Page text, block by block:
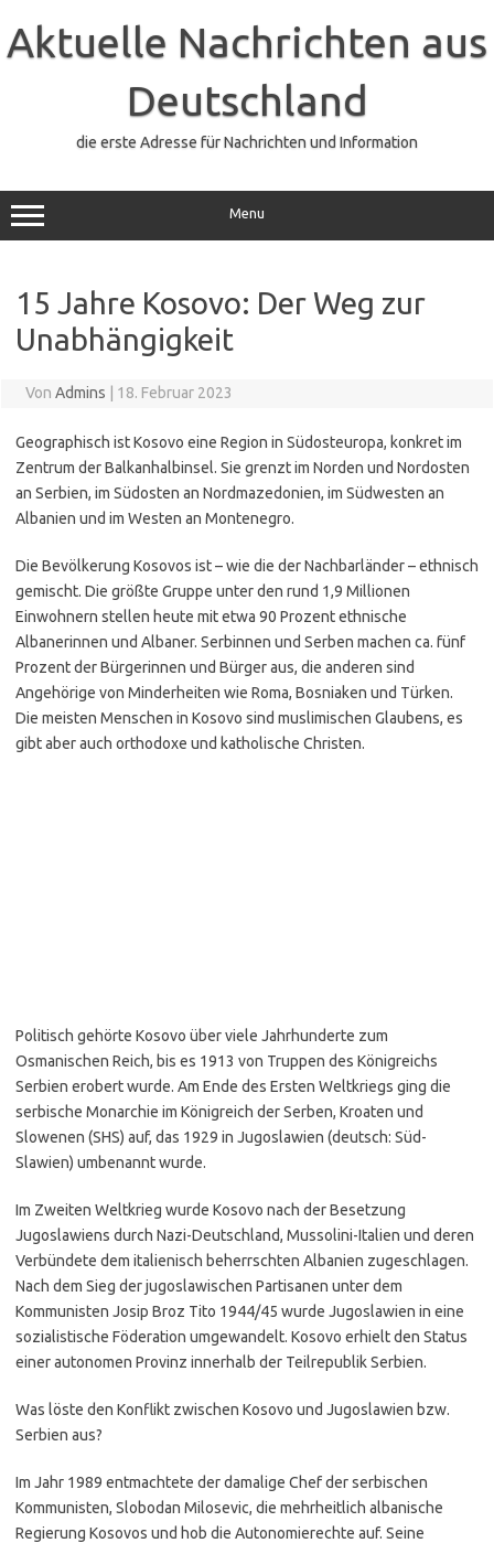
springen
Aktuelle Nachrichten aus
Deutschland
die erste Adresse für Nachrichten und Information
Menu
15 Jahre Kosovo: Der Weg zur
Unabhängigkeit
Von Admins 18. Februar 2023
Geographisch ist Kosovo eine Region in Südosteuropa, konkret im
Zentrum der Balkanhalbinsel. Sie grenzt im Norden und Nordosten
an Serbien, im Südosten an Nordmazedonien, im Südwesten an
Albanien und im Westen an Montenegro.
Die Bevölkerung Kosovos ist – wie die der Nachbarländer – ethnisch
gemischt. Die größte Gruppe unter den rund 1,9 Millionen
Einwohnern stellen heute mit etwa 90 Prozent ethnische
Albanerinnen und Albaner. Serbinnen und Serben machen ca. fünf
Prozent der Bürgerinnen und Bürger aus, die anderen sind
Angehörige von Minderheiten wie Roma, Bosniaken und Türken.
Die meisten Menschen in Kosovo sind muslimischen Glaubens, es
gibt aber auch orthodoxe und katholische Christen.
Politisch gehörte Kosovo über viele Jahrhunderte zum
Osmanischen Reich, bis es 1913 von Truppen des Königreichs
Serbien erobert wurde. Am Ende des Ersten Weltkriegs ging die
serbische Monarchie im Königreich der Serben, Kroaten und
Slowenen (SHS) auf, das 1929 in Jugoslawien (deutsch: Süd-
Slawien) umbenannt wurde.
Im Zweiten Weltkrieg wurde Kosovo nach der Besetzung
Jugoslawiens durch Nazi-Deutschland, Mussolini-Italien und deren
Verbündete dem italienisch beherrschten Albanien zugeschlagen.
Nach dem Sieg der jugoslawischen Partisanen unter dem
Kommunisten Josip Broz Tito 1944/45 wurde Jugoslawien in eine
sozialistische Föderation umgewandelt. Kosovo erhielt den Status
einer autonomen Provinz innerhalb der Teilrepublik Serbien.
Was löste den Konflikt zwischen Kosovo und Jugoslawien bzw.
Serbien aus?
Im Jahr 1989 entmachtete der damalige Chef der serbischen
Kommunisten, Slobodan Milosevic, die mehrheitlich albanische
Regierung Kosovos und hob die Autonomierechte auf. Seine